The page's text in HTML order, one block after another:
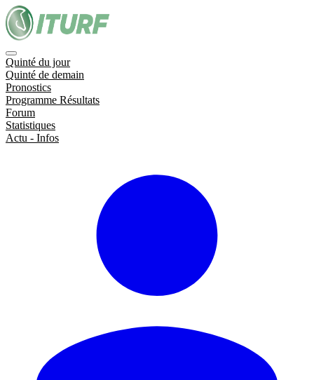
Quinté du jour
Quinté de demain
Pronostics
Programme Résultats
Forum
Statistiques
Actu - Infos